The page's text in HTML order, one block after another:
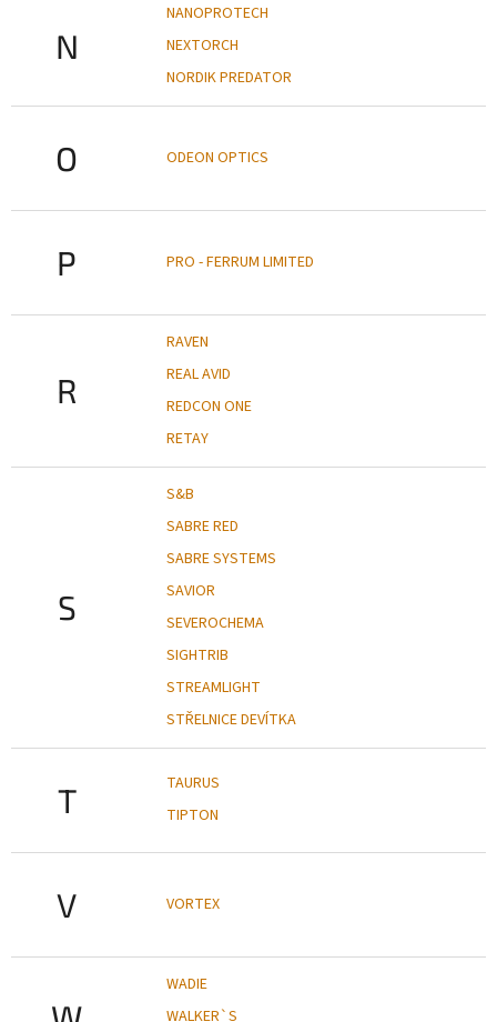
N
NANOPROTECH
NEXTORCH
NORDIK PREDATOR
O ODEON OPTICS
P PRO - FERRUM LIMITED
R
RAVEN
REAL AVID
REDCON ONE
RETAY
S
S&B
SABRE RED
SABRE SYSTEMS
SAVIOR
SEVEROCHEMA
SIGHTRIB
STREAMLIGHT
STŘELNICE DEVÍTKA
T
TAURUS
TIPTON
V VORTEX
WADIE
WALKER`S